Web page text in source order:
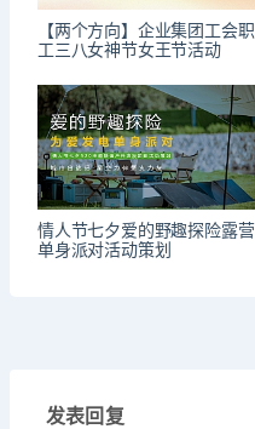
【两个方向】企业集团工会职
工三八女神节女王节活动
情人节七夕爱的野趣探险露营
单身派对活动策划
发表回复